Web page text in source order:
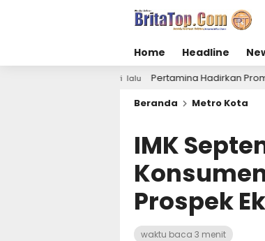
Home Headline
Pertamina Hadirkan Promo BrightGas di Car
Beranda
Metro Kota
IMK
Prospek
waktu baca 3 menit